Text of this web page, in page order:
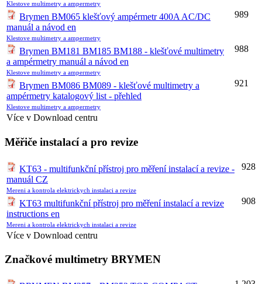
Klestove multimetry a ampermetry
Brymen BM065 klešťový ampérmetr 400A AC/DC
manuál a návod en
989
Klestove multimetry a ampermetry
Brymen BM181 BM185 BM188 - klešťové multimetry
a ampérmetry manuál a návod en
988
Klestove multimetry a ampermetry
Brymen BM086 BM089 - klešťové multimetry a
ampérmetry katalogový list - přehled
921
Klestove multimetry a ampermetry
Více v Download centru
Měřiče instalací a pro revize
KT63 - multifunkční přístroj pro měření instalací a revize -
manuál CZ
928
Mereni a kontrola elektrickych instalaci a revize
KT63 multifunkční přístroj pro měření instalací a revize
instructions en
908
Mereni a kontrola elektrickych instalaci a revize
Více v Download centru
Značkové multimetry BRYMEN